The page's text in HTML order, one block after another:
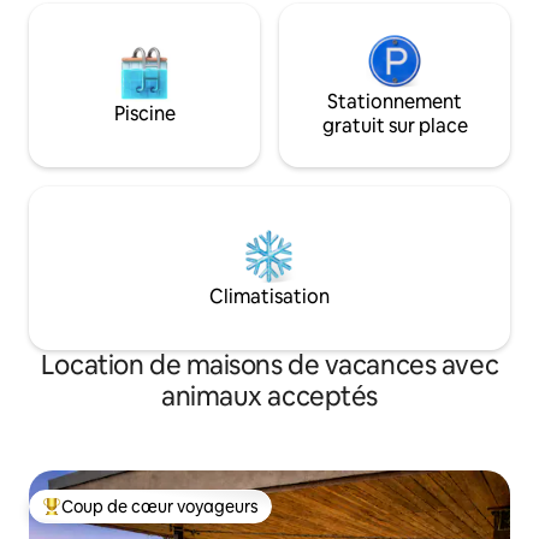
Piscine
Stationnement
gratuit sur place
Climatisation
Location de maisons de vacances avec
animaux acceptés
Coups de cœur voyageurs les plus appréciés
Coup de cœur voyageurs